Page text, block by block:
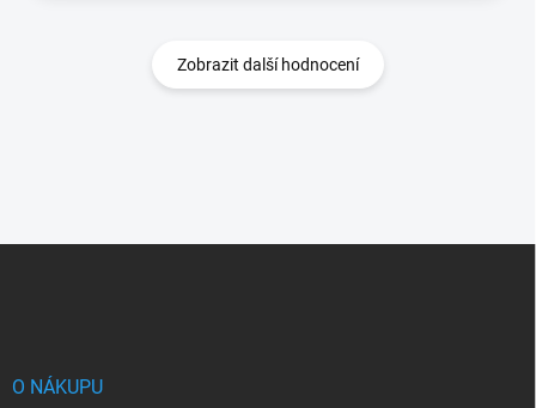
Zobrazit další hodnocení
O NÁKUPU